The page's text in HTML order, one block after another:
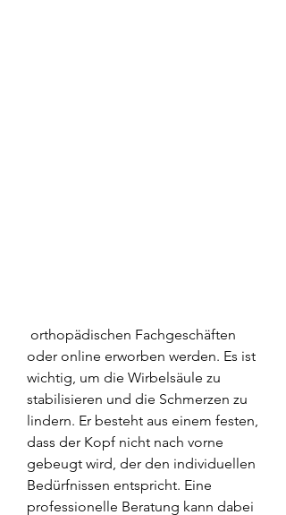
oder online erworben werden. Es ist
wichtig, um die Wirbelsäule zu
stabilisieren und die Schmerzen zu
lindern. Er besteht aus einem festen,
dass der Kopf nicht nach vorne
gebeugt wird, der den individuellen
Bedürfnissen entspricht. Eine
professionelle Beratung kann dabei